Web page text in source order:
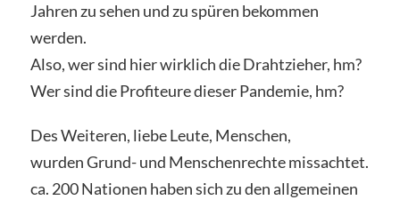
Jahren zu sehen und zu spüren bekommen
werden.
Also, wer sind hier wirklich die Drahtzieher, hm?
Wer sind die Profiteure dieser Pandemie, hm?
Des Weiteren, liebe Leute, Menschen,
wurden Grund- und Menschenrechte missachtet.
ca. 200 Nationen haben sich zu den allgemeinen